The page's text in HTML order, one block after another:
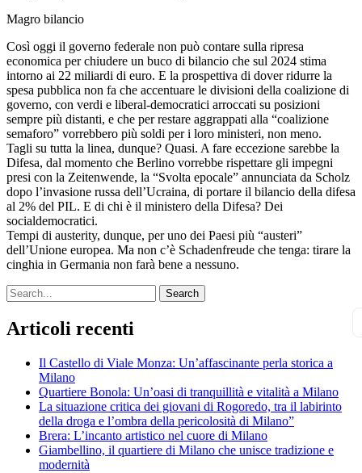
Magro bilancio
Così oggi il governo federale non può contare sulla ripresa
economica per chiudere un buco di bilancio che sul 2024 stima
intorno ai 22 miliardi di euro. E la prospettiva di dover ridurre la
spesa pubblica non fa che accentuare le divisioni della coalizione di
governo, con verdi e liberal-democratici arroccati su posizioni
sempre più distanti, e che per restare aggrappati alla “coalizione
semaforo” vorrebbero più soldi per i loro ministeri, non meno.
Tagli su tutta la linea, dunque? Quasi. A fare eccezione sarebbe la
Difesa, dal momento che Berlino vorrebbe rispettare gli impegni
presi con la Zeitenwende, la “Svolta epocale” annunciata da Scholz
dopo l’invasione russa dell’Ucraina, di portare il bilancio della difesa
al 2% del PIL. E di chi è il ministero della Difesa? Dei
socialdemocratici.
Tempi di austerity, dunque, per uno dei Paesi più “austeri”
dell’Unione europea. Ma non c’è Schadenfreude che tenga: tirare la
cinghia in Germania non farà bene a nessuno.
Search
Articoli recenti
Il Castello di Viale Monza: Un’affascinante perla storica a
Milano
Quartiere Bonola: Un’oasi di tranquillità e vitalità a Milano
La situazione critica dei giovani di Rogoredo, tra il labirinto
della droga e l’ombra della pericolosità di Milano”
Brera: L’incanto artistico nel cuore di Milano
Giambellino, il quartiere di Milano che unisce tradizione e
modernità